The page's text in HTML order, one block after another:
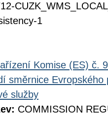
1
Komise (ES) č.
směrnice
služby
COMMISSION